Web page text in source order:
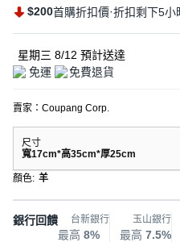
$200首購折扣價·折扣剩下5小
星期三 8/12 預計送達
免運
免費退貨
賣家： Coupang Corp.
尺寸
寬17cm*高35cm*厚25cm
顏色: 羊
銀行回饋 台新銀行
最高 8%
玉山銀行
最高 7.5%